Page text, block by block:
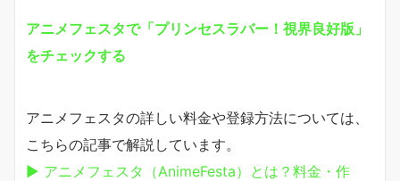
アニメフェスタで「プリンセスラバー！視界良好版」
をチェックする
アニメフェスタの詳しい料金や登録方法については、
こちらの記事で解説しています。
▶ アニメフェスタ（AnimeFesta）とは？料金・作